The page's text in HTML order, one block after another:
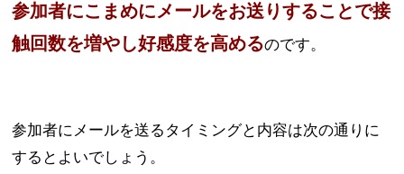
参加者にこまめにメールをお送りすることで接
触回数を増やし好感度を高めるのです。
参加者にメールを送るタイミングと内容は次の通りに
するとよいでしょう。